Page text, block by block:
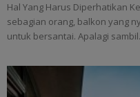
Hal Yang Harus Diperhatikan
sebagian orang, balkon yang
untuk bersantai. Apalagi